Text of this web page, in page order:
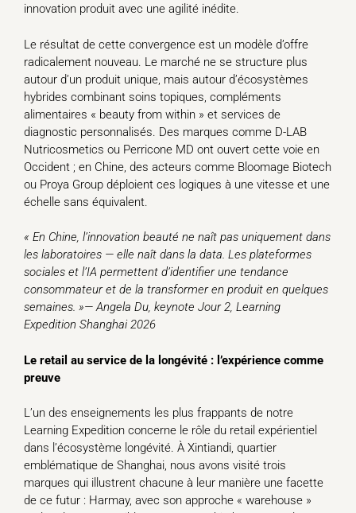
innovation produit avec une agilité inédite.
Le résultat de cette convergence est un modèle d’offre
radicalement nouveau. Le marché ne se structure plus
autour d’un produit unique, mais autour d’écosystèmes
hybrides combinant soins topiques, compléments
alimentaires « beauty from within » et services de
diagnostic personnalisés. Des marques comme D-LAB
Nutricosmetics ou Perricone MD ont ouvert cette voie en
Occident ; en Chine, des acteurs comme Bloomage Biotech
ou Proya Group déploient ces logiques à une vitesse et une
échelle sans équivalent.
« En Chine, l’innovation beauté ne naît pas uniquement dans
les laboratoires — elle naît dans la data. Les plateformes
sociales et l’IA permettent d’identifier une tendance
consommateur et de la transformer en produit en quelques
semaines. »— Angela Du, keynote Jour 2, Learning
Expedition Shanghai 2026
Le retail au service de la longévité : l’expérience comme
preuve
L’un des enseignements les plus frappants de notre
Learning Expedition concerne le rôle du retail expérientiel
dans l’écosystème longévité. À Xintiandi, quartier
emblématique de Shanghai, nous avons visité trois
marques qui illustrent chacune à leur manière une facette
de ce futur : Harmay, avec son approche « warehouse »